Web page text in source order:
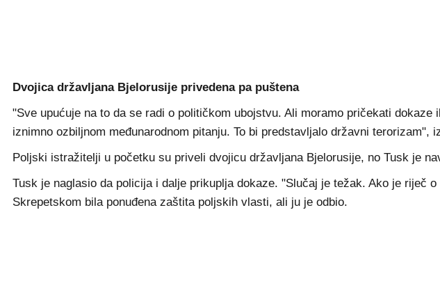
Dvojica državljana Bjelorusije privedena pa puštena
"Sve upućuje na to da se radi o političkom ubojstvu. Ali moramo pričekati
iznimno ozbiljnom međunarodnom pitanju. To bi predstavljalo državni terorizam",
Poljski istražitelji u početku su priveli dvojicu državljana Bjelorusije, no Tusk je
Tusk je naglasio da policija i dalje prikuplja dokaze. "Slučaj je težak. Ako je riječ
Skrepetskom bila ponuđena zaštita poljskih vlasti, ali ju je odbio.